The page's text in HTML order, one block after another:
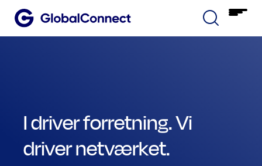
I driver forretning. Vi
driver netværket.